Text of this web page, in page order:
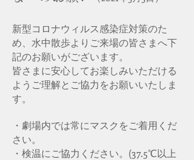
新型コロナウィルス感染症対策のた
め、水中散歩よりご来場の皆さまへ下
記のお願いがございます。
皆さまに安心してお楽しみいただける
ようご理解とご協力をお願いいたしま
す。
・劇場内では常にマスクをご着用くだ
さい。
・検温にご協力ください。(37.5℃以上